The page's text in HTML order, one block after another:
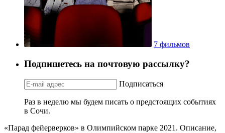
7 фильмов
Подпишетесь на почтовую рассылку?
Подписаться
Раз в неделю мы будем писать о предстоящих событиях
в Сочи.
«Парад фейерверков» в Олимпийском парке 2021. Описание,